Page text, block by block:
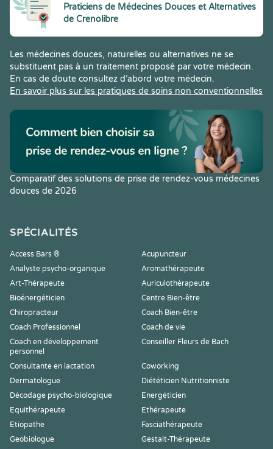
Praticiens de Médecines Douces et Alternatives
de Crenolibre
Les médecines douces, naturelles ou alternatives ne se
substituent pas à un traitement proposé par votre médecin.
En cas de doute consultez d’abord votre médecin.
En savoir plus sur les pratiques de soins non conventionnelles
Comparatif des solutions de prise de rendez-vous médecines
douces de 2026
SPÉCIALITÉS
Access Bars ®
Acupuncteur
Analyste psycho-organique
Aromathérapeute
Art-Thérapeute
Auriculothérapeute
Bioénergéticien
Centre Bien-être
Chiropracteur
Coach Bien-être
Coach Professionnel
Coach de vie
Coach en développement
personnel
Conseiller Fleurs de Bach
Consultante en lactation
Coworking
Dermatologue
Diététicien Nutritionniste
Décodage psycho-biologique
Energéticien
Equithérapeute
Ethérapeute
Etiopathe
Fasciathérapeute
Geobiologue
Gestalt-Thérapeute